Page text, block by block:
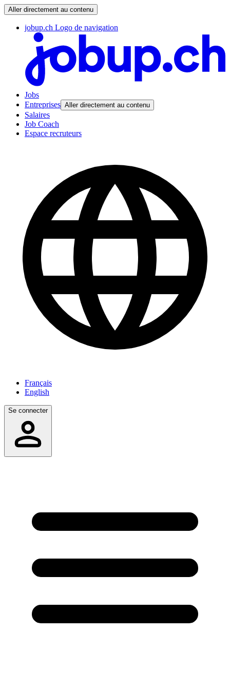
Aller directement au contenu
jobup.ch Logo de navigation
Jobs
Entreprises Aller directement au contenu
Salaires
Job Coach
Espace recruteurs
Français
English
Se connecter